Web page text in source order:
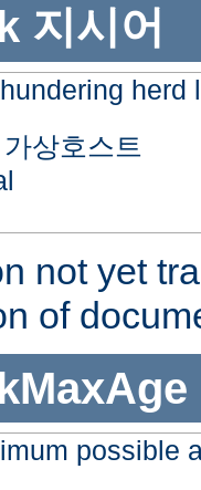
지시어
herd
상호스트
not yet
of
possible